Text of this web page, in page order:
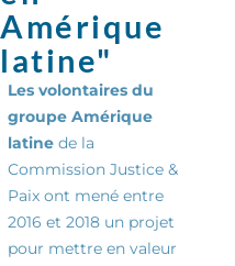
Amérique
latine"
Les volontaires du
groupe Amérique
latine de la
Commission Justice &
Paix ont mené entre
2016 et 2018 un projet
pour mettre en valeur